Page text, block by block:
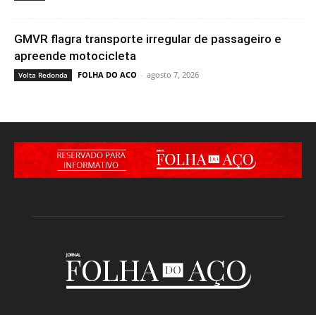
GMVR flagra transporte irregular de passageiro e
apreende motocicleta
Volta Redonda FOLHA DO ACO - agosto 7, 2026